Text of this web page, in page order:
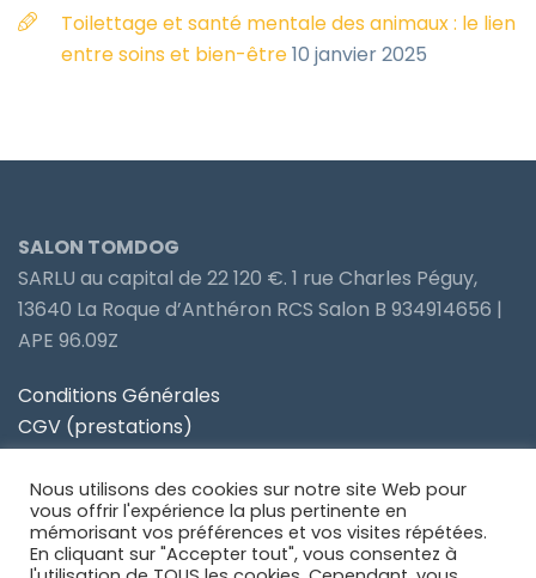
Toilettage et santé mentale des animaux : le lien
entre soins et bien-être10 janvier 2025
SALON TOMDOG
SARLU au capital de 22 120 €. 1 rue Charles Péguy,
13640 La Roque d’Anthéron RCS Salon B 934914656 |
APE 96.09Z
Conditions Générales
CGV (prestations)
Politique de confidentialité
Site partenaire Toiletteur Nos Avis
Nous utilisons des cookies sur notre site Web pour
vous offrir l'expérience la plus pertinente en
mémorisant vos préférences et vos visites répétées.
En cliquant sur "Accepter tout", vous consentez à